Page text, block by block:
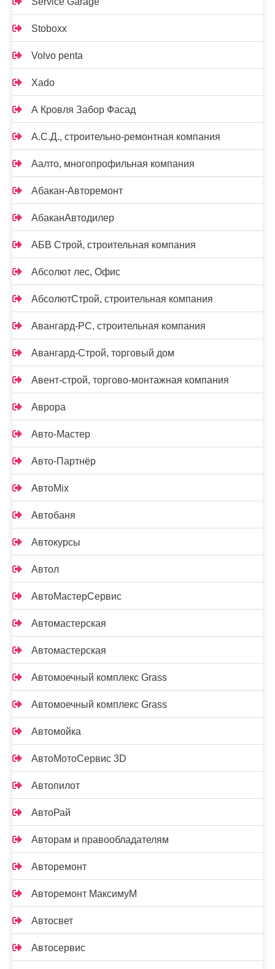
Stoboxx
Volvo penta
Xado
А Кровля Забор Фасад
А.С.Д., строительно-ремонтная компания
Аалто, многопрофильная компания
Абакан-Авторемонт
АбаканАвтодилер
АБВ Строй, строительная компания
Абсолют лес, Офис
АбсолютСтрой, строительная компания
Авангард-РС, строительная компания
Авангард-Строй, торговый дом
Авент-строй, торгово-монтажная компания
Аврора
Авто-Мастер
Авто-Партнёр
АвтоMix
Автобаня
Автокурсы
Автол
АвтоМастерСервис
Автомастерская
Автомастерская
Автомоечный комплекс Grass
Автомоечный комплекс Grass
Автомойка
АвтоМотоСервис 3D
Автопилот
АвтоРай
Авторам и правообладателям
Авторемонт
Авторемонт МаксимуМ
Автосвет
Автосервис